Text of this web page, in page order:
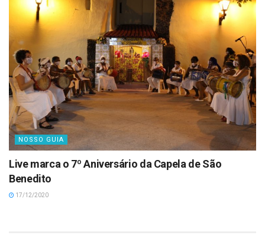
NOSSO GUIA
Live marca o 7º Aniversário da Capela de São
Benedito
17/12/2020